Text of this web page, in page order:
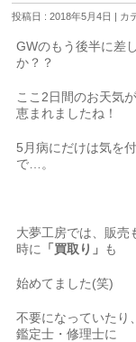
投稿日 : 2018年5月4日 | カ
GWのもう後半に差
か？？
ここ2日間のお天気
恵まれましたね！
5月病にだけは気を
で…。
大夢工房では、販売
時に
「買取り」 も
始めてました(笑)
不要になっていたり
鑑定士・修理士に